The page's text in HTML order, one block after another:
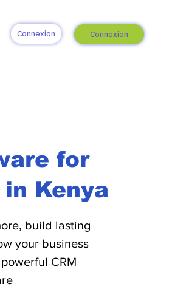
Connexion Connexion
for
Kenya
build lasting
your business
CRM